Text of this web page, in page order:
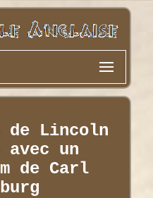
Lincoln
un
de Carl